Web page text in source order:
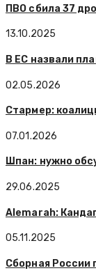
ПВО сбила 37
13.10.2025
В ЕС назвали
02.05.2026
Стармер:
07.01.2026
Шпан: нужно
29.06.2025
Alemarah:
05.11.2025
Сборная России